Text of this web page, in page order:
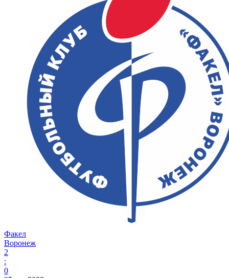
Факел
Воронеж
2
:
0